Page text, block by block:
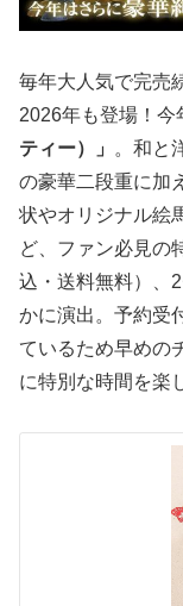
毎年大人気で完売
2026年も登場！今
ティー）」
。和と
の豪華二段重に加
状やオリジナル絵
ど、ファン必見の
込・送料無料）、
かに演出。予約受
ているため早めの
に特別な時間を楽